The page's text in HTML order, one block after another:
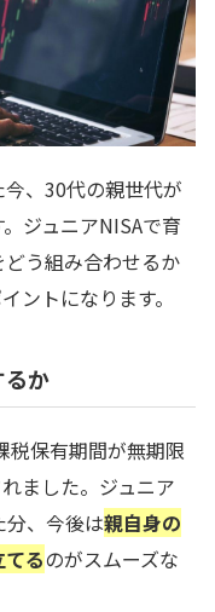
、30代の親世代が
ジュニアNISAで育
う組み合わせるか
ントになります。
か
税保有期間が無期限
ました。ジュニア
分、今後は親自身の
るのがスムーズな